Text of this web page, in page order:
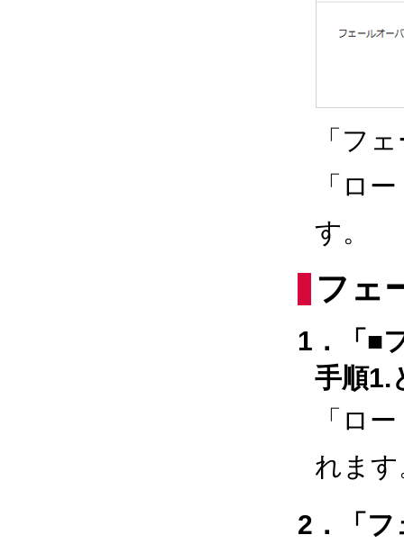
「フ
「ロ
す。
フェ
1．「■
手順1.
「ロ
れます
2．「フ